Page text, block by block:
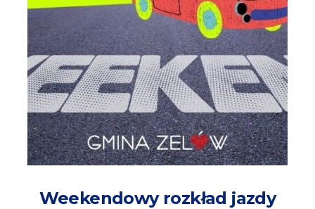
Weekendowy rozkład jazdy